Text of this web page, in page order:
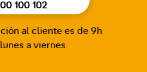
100 102
al cliente es de 9h
a viernes